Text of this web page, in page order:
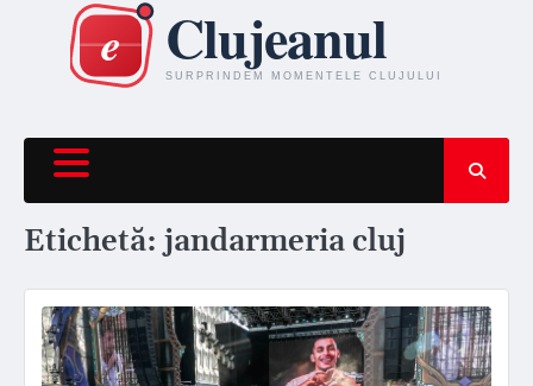
content
Etichetă:jandarmeria cluj